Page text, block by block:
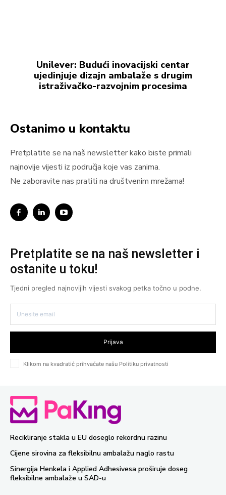
Unilever: Budući inovacijski centar
ujedinjuje dizajn ambalaže s drugim
istraživačko-razvojnim procesima
Ostanimo u kontaktu
Pretplatite se na naš newsletter kako biste primali
najnovije vijesti iz područja koje vas zanima.
Ne zaboravite nas pratiti na društvenim mrežama!
Pretplatite se na naš newsletter i
ostanite u toku!
Tjedni pregled najnovijih vijesti svakog petka točno u podne.
Prijava
Klikom na kvadratić prihvaćate našu Politiku privatnosti
Recikliranje stakla u EU doseglo rekordnu razinu
Cijene sirovina za fleksibilnu ambalažu naglo rastu
Sinergija Henkela i Applied Adhesivesa proširuje doseg
fleksibilne ambalaže u SAD-u